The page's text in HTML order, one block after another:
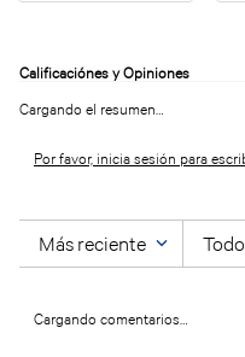
Cargando el resumen…
Por favor, inicia sesión para
Más reciente
Cargando comentarios…